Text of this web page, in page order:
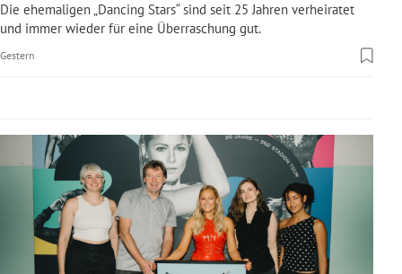
Untermenü
Untermenü
Untermenü
Die ehemaligen „Dancing Stars“ sind seit 25 Jahren verheiratet
und immer wieder für eine Überraschung gut.
Gestern